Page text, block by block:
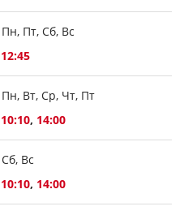
Пн, Пт, Сб, Вс
12:45
Пн, Вт, Ср, Чт, Пт
10:10, 14:00
Сб, Вс
10:10, 14:00